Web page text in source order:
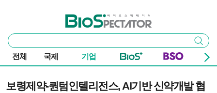
바이오스펙테이터
통
합
검
색
검색
전체 국제 기업
보령제약-퀀텀인텔리전스, AI기반 신약개발 협